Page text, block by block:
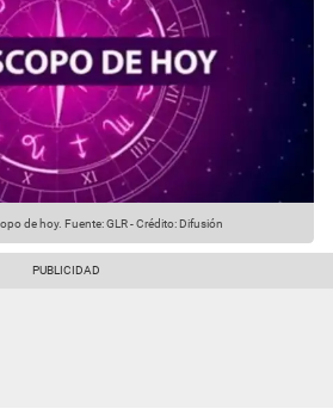
de hoy. Fuente: GLR-Crédito: Difusión